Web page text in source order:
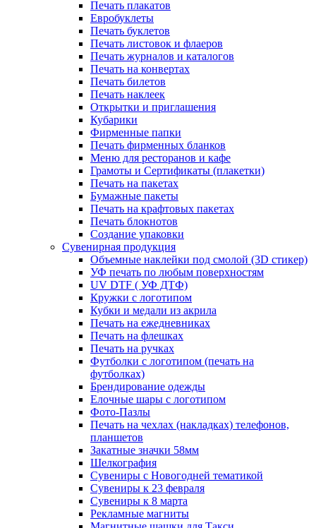
Печать плакатов
Евробуклеты
Печать буклетов
Печать листовок и флаеров
Печать журналов и каталогов
Печать на конвертах
Печать билетов
Печать наклеек
Открытки и приглашения
Кубарики
Фирменные папки
Печать фирменных бланков
Меню для ресторанов и кафе
Грамоты и Сертификаты (плакетки)
Печать на пакетах
Бумажные пакеты
Печать на крафтовых пакетах
Печать блокнотов
Создание упаковки
Сувенирная продукция
Объемные наклейки под смолой (3D стикер)
УФ печать по любым поверхностям
UV DTF ( УФ ДТФ)
Кружки с логотипом
Кубки и медали из акрила
Печать на ежедневниках
Печать на флешках
Печать на ручках
Футболки с логотипом (печать на
футболках)
Брендирование одежды
Елочные шары с логотипом
Фото-Пазлы
Печать на чехлах (накладках) телефонов,
планшетов
Закатные значки 58мм
Шелкография
Сувениры с Новогодней тематикой
Сувениры к 23 февраля
Сувениры к 8 марта
Рекламные магниты